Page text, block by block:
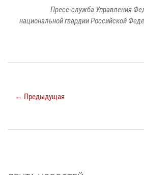
Пресс-служба Управления
национальной гвардии Российской
← Предыдущая